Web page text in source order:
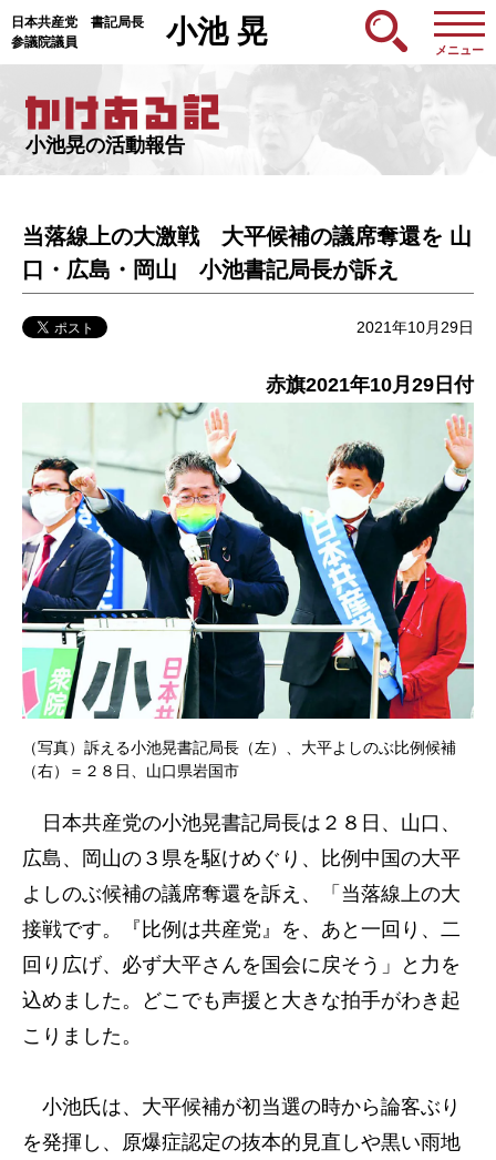
日本共産党 書記局長
参議院議員
小池 晃
メニュー
小池晃の活動報告
当落線上の大激戦 大平候補の議席奪還を 山
口・広島・岡山 小池書記局長が訴え
2021年10月29日
赤旗2021年10月29日付
（写真）訴える小池晃書記局長（左）、大平よしのぶ比例候補
（右）＝２８日、山口県岩国市
日本共産党の小池晃書記局長は２８日、山口、
広島、岡山の３県を駆けめぐり、比例中国の大平
よしのぶ候補の議席奪還を訴え、「当落線上の大
接戦です。『比例は共産党』を、あと一回り、二
回り広げ、必ず大平さんを国会に戻そう」と力を
込めました。どこでも声援と大きな拍手がわき起
こりました。
小池氏は、大平候補が初当選の時から論客ぶり
を発揮し、原爆症認定の抜本的見直しや黒い雨地